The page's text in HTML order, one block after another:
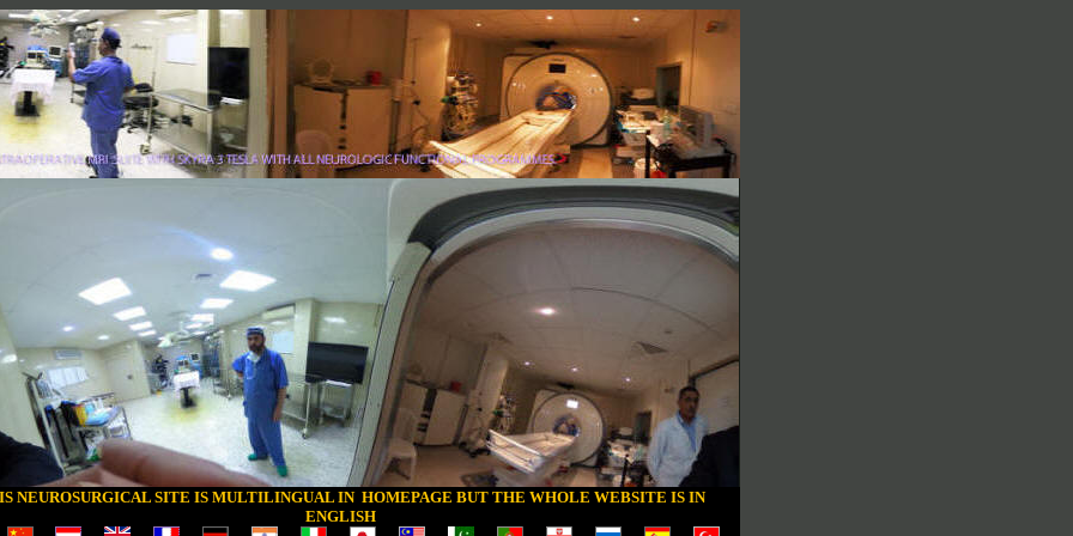
NEUROSURGICAL SITE IS MULTILINGUAL IN HOMEPAGE BUT THE WHOLE WEBSITE IS IN
ENGLISH